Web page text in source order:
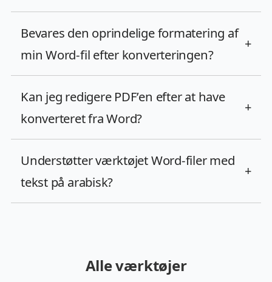
Bevares den oprindelige formatering af
min Word-fil efter konverteringen?
+
Kan jeg redigere PDF’en efter at have
konverteret fra Word?
+
Understøtter værktøjet Word-filer med
tekst på arabisk?
+
Alle værktøjer